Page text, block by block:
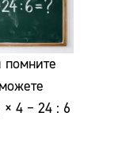
× 4 − 24 : 6